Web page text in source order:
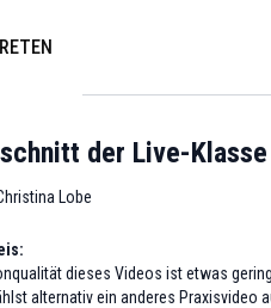
der Live-
Lobe
dieses Videos ist etwas
alternativ ein anderes Praxisvideo